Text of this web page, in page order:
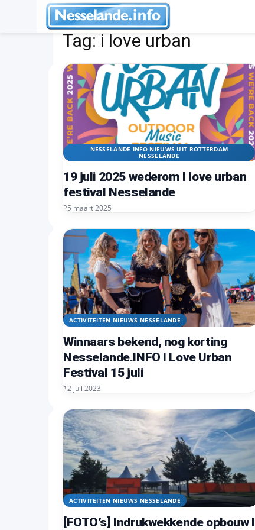
Tags I love urban
Tag: i love urban
NESSELANDE INFO NIEUWS UIT ROTTERDAM
NESSELANDE
19 juli 2025 wederom I love urban
festival Nesselande
25 maart 2025
ACTIVITEITEN NIEUWS NESSELANDE
Winnaars bekend, nog korting
Nesselande.INFO I Love Urban
Festival 15 juli
12 juli 2023
ACTIVITEITEN NIEUWS NESSELANDE
[FOTO’s] Indrukwekkende opbouw I